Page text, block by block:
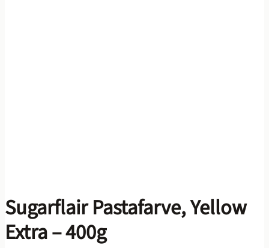
Sugarflair Pastafarve, Yellow
Extra – 400g